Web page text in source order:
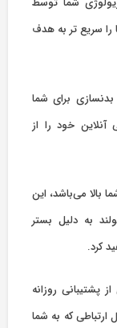
سریع تر به هدف
برای شما
خود را از
بالا می‌باشد، این
به دلیل بستر
کرد.
پشتیبانی روزانه
ارتباطی که به شما